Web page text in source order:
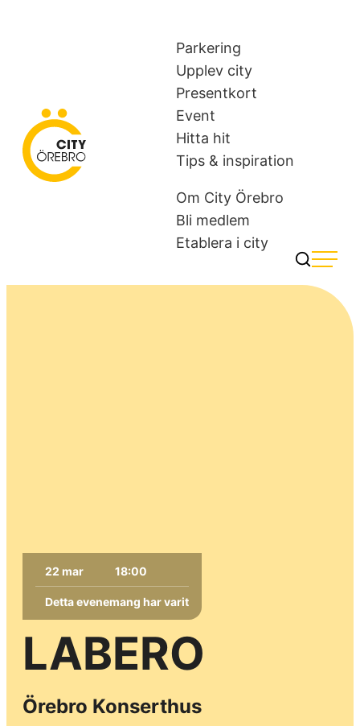
City Örebro
Parkering
Upplev city
Presentkort
Event
Hitta hit
Tips & inspiration
Om City Örebro
Bli medlem
Etablera i city
22 mar 18:00
Detta evenemang har varit
LABERO
Örebro Konserthus